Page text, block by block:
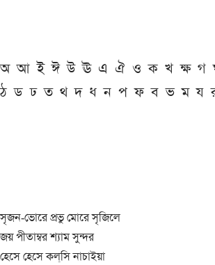
অ আ ই ঈ উ ঊ এ ঐ ও ক খ ক্ষ গ
ঠ ড ঢ ত থ দ ধ ন প ফ ব ভ ম য
সৃজন-ভোরে প্রভু মোরে সৃজিলে
জয় পীতাম্বর শ্যাম সুন্দর
হেসে হেসে কল্‌সি নাচাইয়া